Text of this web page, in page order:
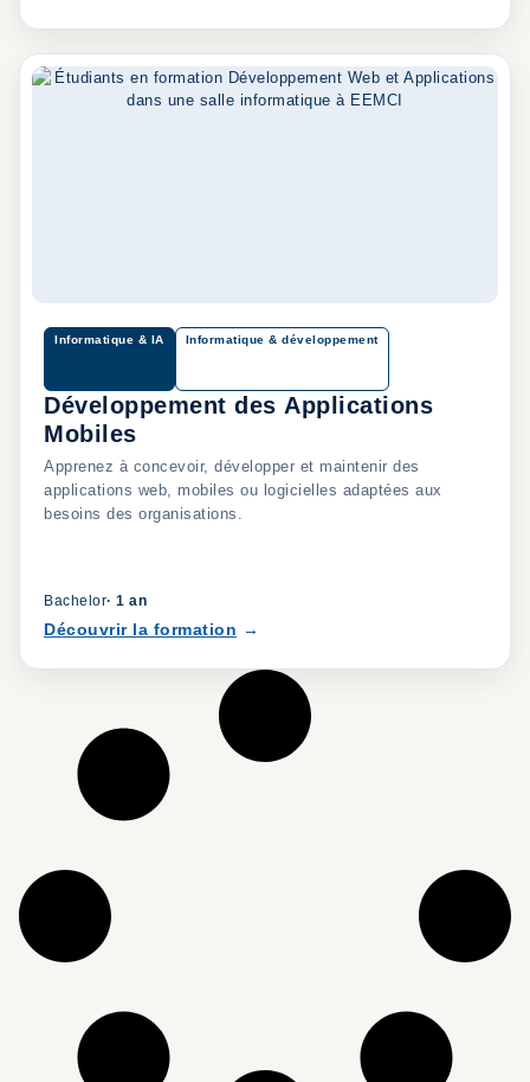
Informatique & IA Informatique & développement
Développement des Applications
Mobiles
Apprenez à concevoir, développer et maintenir des
applications web, mobiles ou logicielles adaptées aux
besoins des organisations.
Bachelor· 1 an
Découvrir la formation